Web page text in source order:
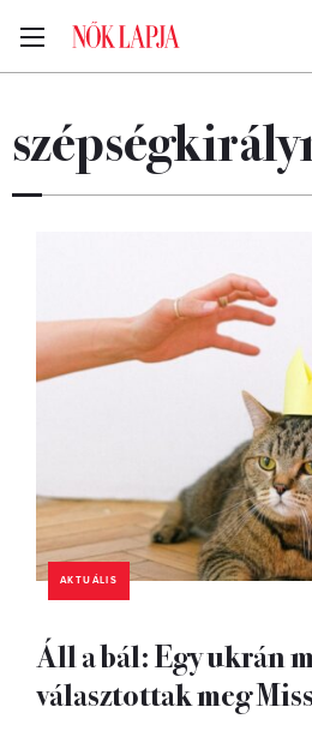
AKTUÁLIS
Áll a bál: Egy ukrán
választottak meg